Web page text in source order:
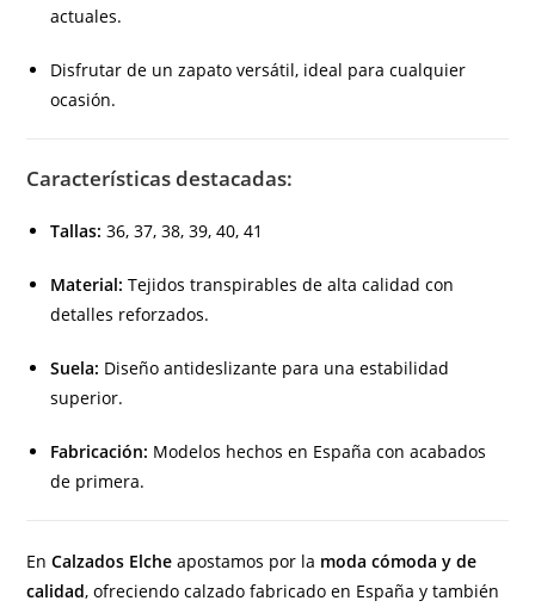
actuales.
Disfrutar de un zapato versátil, ideal para cualquier
ocasión.
Características destacadas:
Tallas: 36, 37, 38, 39, 40, 41
Material: Tejidos transpirables de alta calidad con
detalles reforzados.
Suela: Diseño antideslizante para una estabilidad
superior.
Fabricación: Modelos hechos en España con acabados
de primera.
EnCalzados Elche apostamos por la moda cómoda y de
calidad, ofreciendo calzado fabricado en España y también